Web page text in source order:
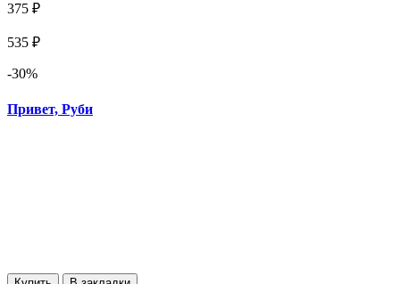
375 ₽
535 ₽
-30%
Привет, Руби